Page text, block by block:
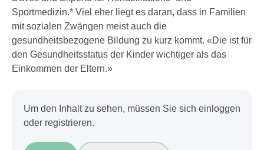
Sportmedizin.* Viel eher liegt es daran, dass in Familien
mit sozialen Zwängen meist auch die
gesundheitsbezogene Bildung zu kurz kommt. «Die ist für
den Gesundheitsstatus der Kinder wichtiger als das
Einkommen der Eltern.»
Um den Inhalt zu sehen, müssen Sie sich einloggen
oder registrieren.